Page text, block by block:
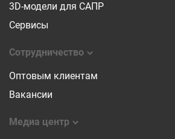
3D-модели для САПР
Сервисы
Сотрудничество
Оптовым клиентам
Вакансии
Медиа центр